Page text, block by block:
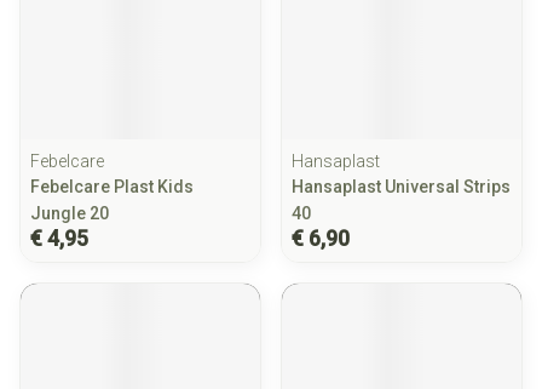
Febelcare
Febelcare Plast Kids
Jungle 20
€ 4,95
Hansaplast
Hansaplast Universal Strips
40
€ 6,90